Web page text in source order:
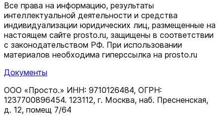
Все права на информацию, результаты
интеллектуальной деятельности и средства
индивидуализации юридических лиц, размещенные на
настоящем сайте prosto.ru, защищены в соответствии
c законодательством РФ. При использовании
материалов необходима гиперссылка на prosto.ru
Документы
ООО «Просто.» ИНН: 9710126484, ОГРН:
1237700896454. 123112, г. Москва, наб. Пресненская,
д. 12, помещ 7/64